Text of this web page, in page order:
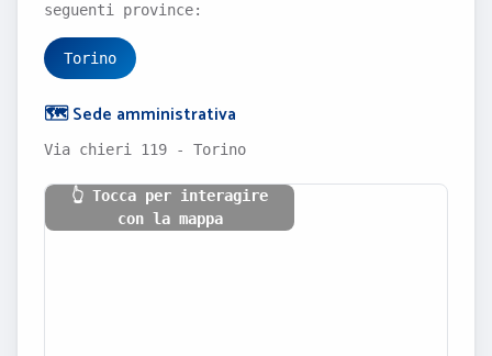
seguenti province:
Torino
🗺️ Sede amministrativa
Via chieri 119 - Torino
👆 Tocca per interagire
con la mappa